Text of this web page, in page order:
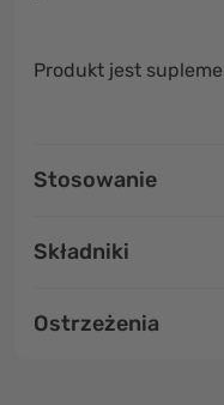
Produkt jest
Stosowanie
Składniki
Ostrzeżenia